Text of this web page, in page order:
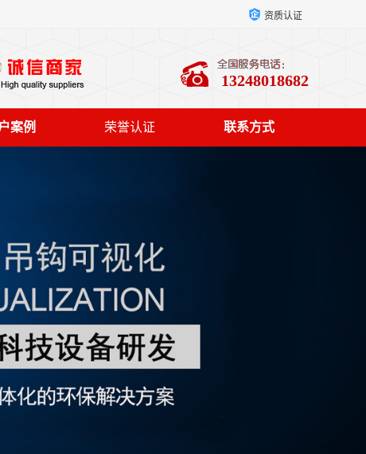
资质认证
13248018682
案例 荣誉认证 联系方式